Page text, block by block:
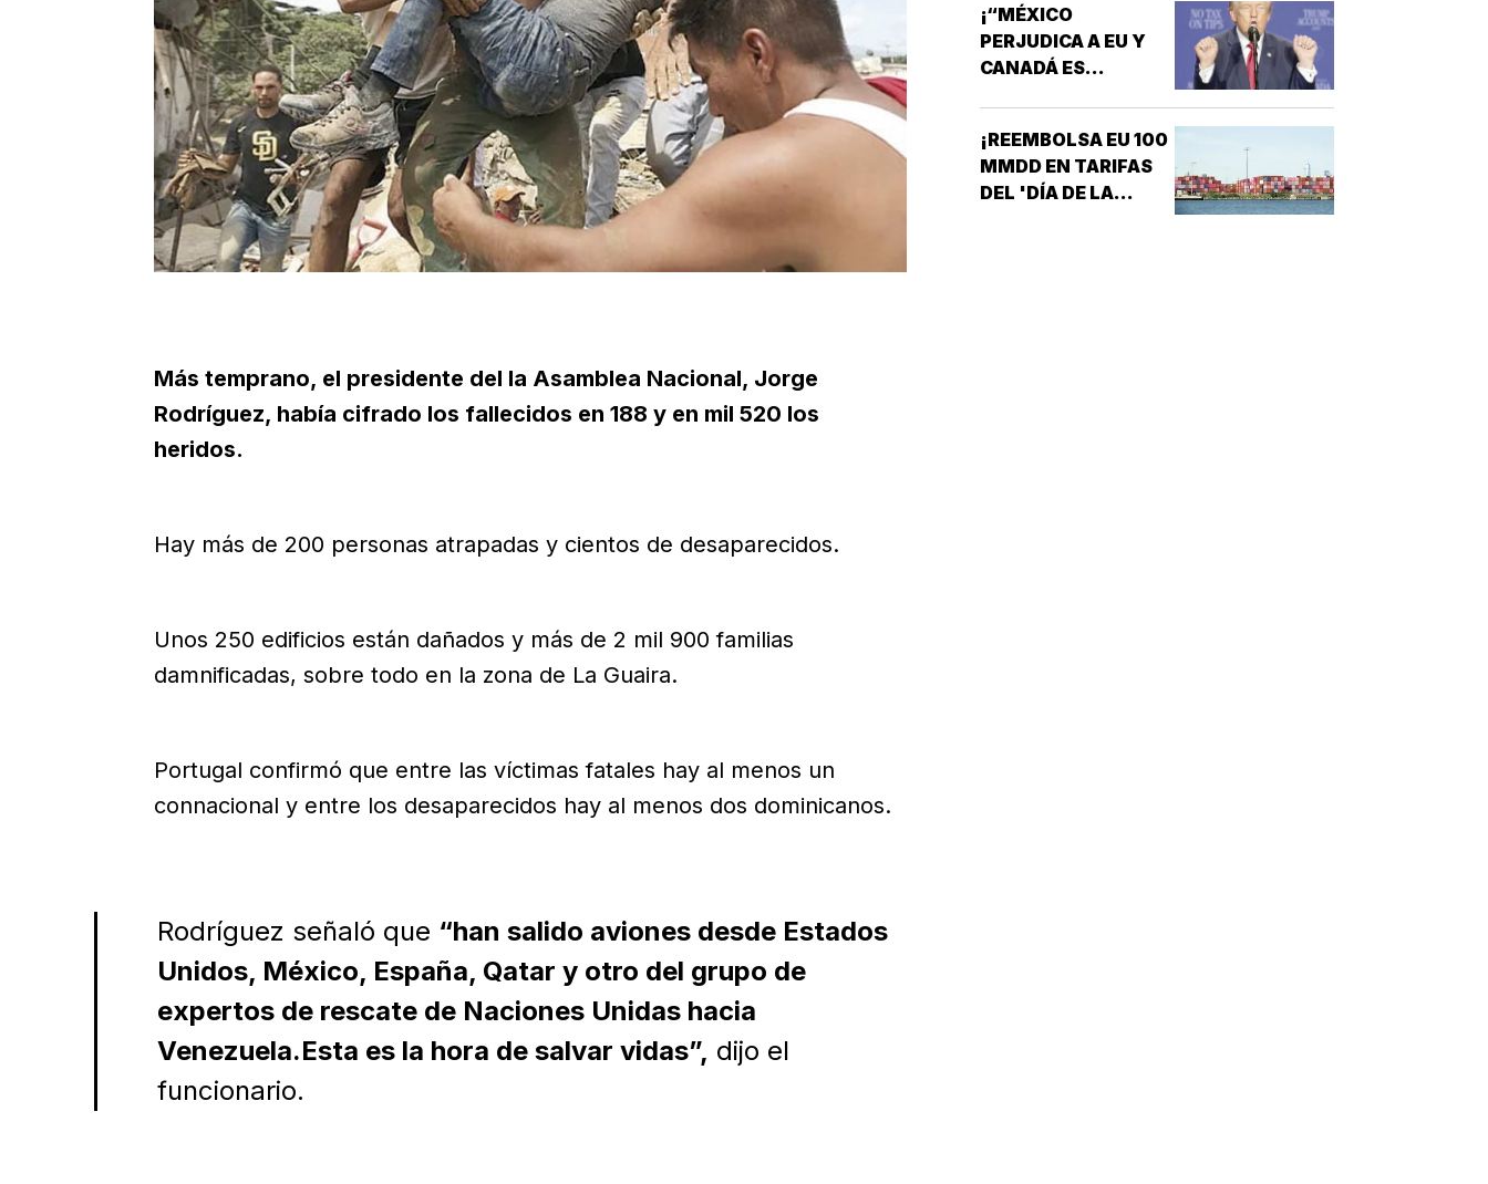
Más temprano, el presidente del la Asamblea Nacional, Jorge
Rodríguez, había cifrado los fallecidos en 188 y en mil 520 los
heridos.
Hay más de 200 personas atrapadas y cientos de desaparecidos.
Unos 250 edificios están dañados y más de 2 mil 900 familias
damnificadas, sobre todo en la zona de La Guaira.
Portugal confirmó que entre las víctimas fatales hay al menos un
connacional y entre los desaparecidos hay al menos dos dominicanos.
Rodríguez señaló que “han salido aviones desde Estados
Unidos, México, España, Qatar y otro del grupo de
expertos de rescate de Naciones Unidas hacia
Venezuela.Esta es la hora de salvar vidas”, dijo el
funcionario.
¡“MÉXICO
PERJUDICA A EU Y
CANADÁ ES
¡REEMBOLSA EU 100
MMDD EN TARIFAS
DEL 'DÍA DE LA